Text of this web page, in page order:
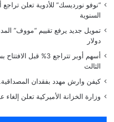
“نوفو نورديسك” للأدوية تعلن تراجع
السنوية
دولار
أسهم أوبر تتراجع 3%
الثالث
كيفن وارش مهدد بفقدان
وزارة الخزانة الأميركية تعلن